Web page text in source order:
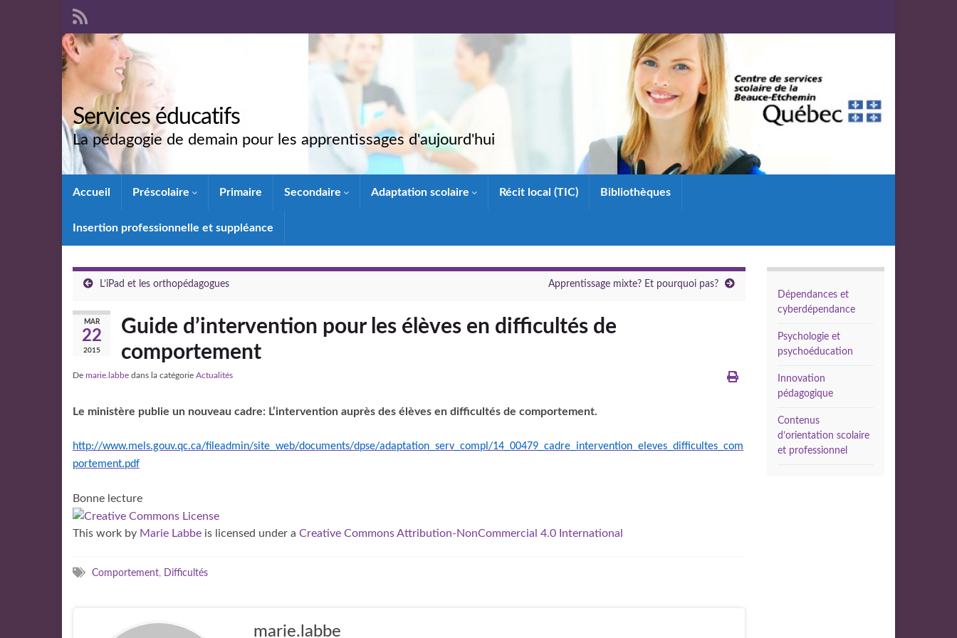
Services éducatifs
La pédagogie de demain pour les apprentissages d'aujourd'hui
Accueil Préscolaire Primaire Secondaire Adaptation scolaire Récit local (TIC) Bibliothèques
Insertion professionnelle et suppléance
L’iPad et les orthopédagogues Apprentissage mixte? Et pourquoi pas?
MAR
22
2015
Guide d’intervention pour les élèves en difficultés de
comportement
De marie.labbe dans la catégorie Actualités
Le ministère publie un nouveau cadre: L’intervention auprès des élèves en difficultés de comportement.
http://www.mels.gouv.qc.ca/fileadmin/site_web/documents/dpse/adaptation_serv_compl/14_00479_cadre_intervention_eleves_difficultes_com
portement.pdf
Bonne lecture
This work by Marie Labbe is licensed under a Creative Commons Attribution-NonCommercial 4.0 International
Comportement, Difficultés
marie.labbe
Dépendances et
cyberdépendance
Psychologie et
psychoéducation
Innovation
pédagogique
Contenus
d’orientation scolaire
et professionnel